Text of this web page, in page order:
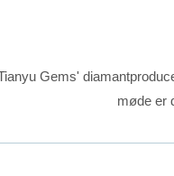
Gems'
møde er